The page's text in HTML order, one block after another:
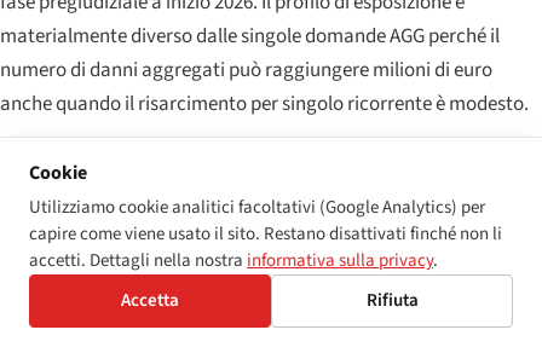
materialmente diverso dalle singole domande AGG perché il
numero di danni aggregati può raggiungere milioni di euro
anche quando il risarcimento per singolo ricorrente è modesto.
Livello 5 — esposizione costituzionale e UE
Lo strato più profondo è costituzionale e sovranazionale. I ricorsi
dinanzi alla BVerfG ai sensi dell'articolo 3(3) del Grundgesetz
rimangono rari ma di alto profilo; una consolidata linea
giurisprudenziale consente ai singoli di contestare la
Cookie
Utilizziamo cookie analitici facoltativi (Google Analytics) per
capire come viene usato il sito. Restano disattivati finché non li
accetti. Dettagli nella nostra informativa sulla privacy.
Accetta
Rifiuta